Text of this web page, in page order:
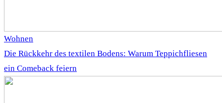
Wohnen
Die Rückkehr des textilen Bodens: Warum Teppichfliesen
ein Comeback feiern